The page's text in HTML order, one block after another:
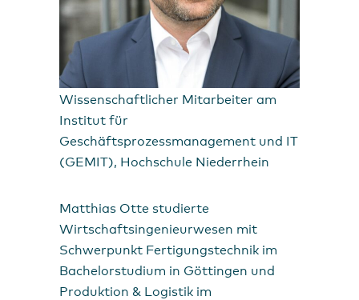
Wissenschaftlicher Mitarbeiter am
Institut für
Geschäftsprozessmanagement und IT
(GEMIT), Hochschule Niederrhein
Matthias Otte studierte
Wirtschaftsingenieurwesen mit
Schwerpunkt Fertigungstechnik im
Bachelorstudium in Göttingen und
Produktion & Logistik im